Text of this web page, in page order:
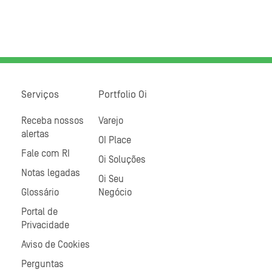
Serviços
Receba nossos
alertas
Fale com RI
Notas legadas
Glossário
Portal de
Privacidade
Aviso de Cookies
Perguntas
Portfolio Oi
Varejo
OI Place
Oi Soluções
Oi Seu
Negócio